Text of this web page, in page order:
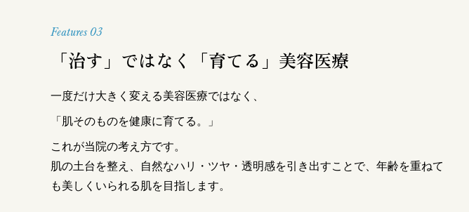
Features 03
「治す」ではなく「育てる」美容医療
一度だけ大きく変える美容医療ではなく、
「肌そのものを健康に育てる。」
これが当院の考え方です。
肌の土台を整え、自然なハリ・ツヤ・透明感を引き出すことで、年齢を重ねて
も美しくいられる肌を目指します。